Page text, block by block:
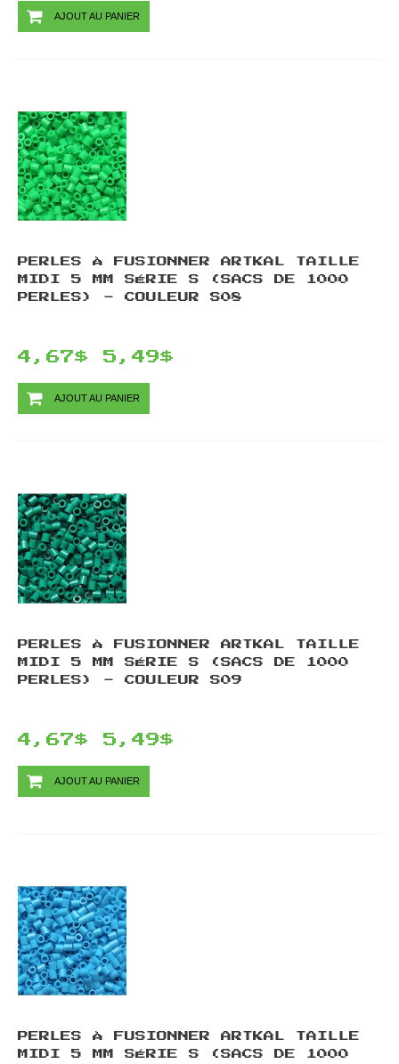
AJOUT AU PANIER
PERLES À FUSIONNER ARTKAL TAILLE
MIDI 5 MM SÉRIE S (SACS DE 1000
PERLES) - COULEUR S08
4,67$ 5,49$
AJOUT AU PANIER
PERLES À FUSIONNER ARTKAL TAILLE
MIDI 5 MM SÉRIE S (SACS DE 1000
PERLES) - COULEUR S09
4,67$ 5,49$
AJOUT AU PANIER
PERLES À FUSIONNER ARTKAL TAILLE
MIDI 5 MM SÉRIE S (SACS DE 1000